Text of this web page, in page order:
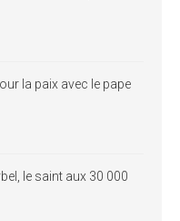
la paix avec le pape
le saint aux 30 000